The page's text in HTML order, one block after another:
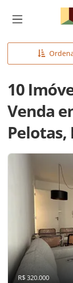
10
Venda
Pelotas,
R$ 320.000